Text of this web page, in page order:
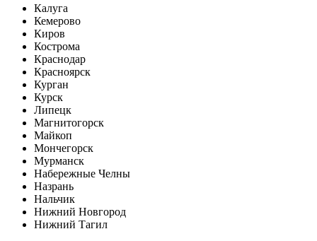
Калуга
Кемерово
Киров
Кострома
Краснодар
Красноярск
Курган
Курск
Липецк
Магнитогорск
Майкоп
Мончегорск
Мурманск
Набережные Челны
Назрань
Нальчик
Нижний Новгород
Нижний Тагил